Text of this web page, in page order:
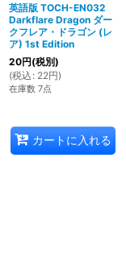
英語版 TOCH-EN032
Darkflare Dragon ダー
クフレア・ドラゴン (レ
ア) 1st Edition
20円(税別)
(税込 : 22円)
在庫数 7点
カートに入れる